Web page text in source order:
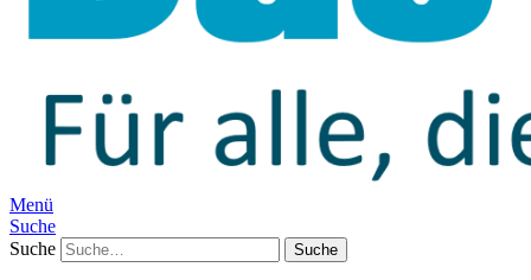
Menü
Suche
Suche